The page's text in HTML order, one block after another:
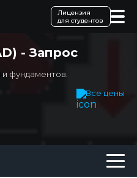
Лицензия
для студентов
- Запрос
фундаментов.
Все цены